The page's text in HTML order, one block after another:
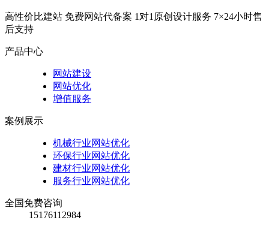
高性价比建站 免费网站代备案 1对1原创设计服务 7×24小时售
后支持
产品中心
网站建设
网站优化
增值服务
案例展示
机械行业网站优化
环保行业网站优化
建材行业网站优化
服务行业网站优化
全国免费咨询
15176112984